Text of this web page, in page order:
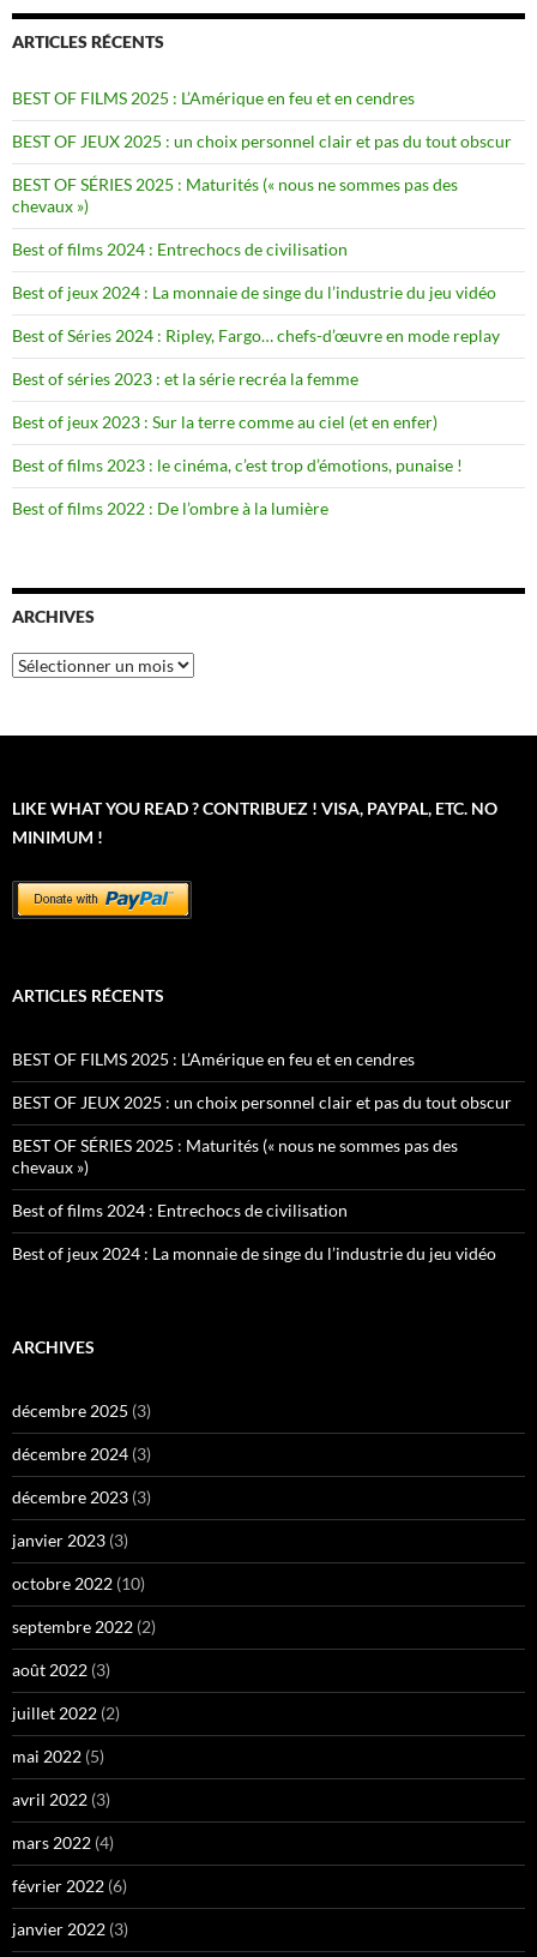
ARTICLES RÉCENTS
BEST OF FILMS 2025 : L’Amérique en feu et en cendres
BEST OF JEUX 2025 : un choix personnel clair et pas du tout obscur
BEST OF SÉRIES 2025 : Maturités (« nous ne sommes pas des
chevaux »)
Best of films 2024 : Entrechocs de civilisation
Best of jeux 2024 : La monnaie de singe du l’industrie du jeu vidéo
Best of Séries 2024 : Ripley, Fargo… chefs-d’œuvre en mode replay
Best of séries 2023 : et la série recréa la femme
Best of jeux 2023 : Sur la terre comme au ciel (et en enfer)
Best of films 2023 : le cinéma, c’est trop d’émotions, punaise !
Best of films 2022 : De l’ombre à la lumière
ARCHIVES
Archives
LIKE WHAT YOU READ ? CONTRIBUEZ ! VISA, PAYPAL, ETC. NO
MINIMUM !
ARTICLES RÉCENTS
BEST OF FILMS 2025 : L’Amérique en feu et en cendres
BEST OF JEUX 2025 : un choix personnel clair et pas du tout obscur
BEST OF SÉRIES 2025 : Maturités (« nous ne sommes pas des
chevaux »)
Best of films 2024 : Entrechocs de civilisation
Best of jeux 2024 : La monnaie de singe du l’industrie du jeu vidéo
ARCHIVES
décembre 2025 (3)
décembre 2024 (3)
décembre 2023 (3)
janvier 2023 (3)
octobre 2022 (10)
septembre 2022 (2)
août 2022 (3)
juillet 2022 (2)
mai 2022 (5)
avril 2022 (3)
mars 2022 (4)
février 2022 (6)
janvier 2022 (3)